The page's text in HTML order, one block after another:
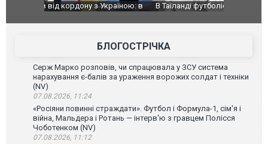
В Таїланді футболіст загинув від удару
блискавки під час матчу: ще 12 людей
постраждали. ВІДЕО
БЛОГОСТРІЧКА
Серж Марко розповів, чи спрацювала у ЗСУ система
нарахування є-балів за ураження ворожих солдат і техніки
(NV)
07.08.2026, 11:24
«Росіяни повинні страждати». Футбол і Формула-1, сім'я і
війна, Мальдера і Ротань — інтерв'ю з гравцем Полісся
Чоботенком (NV)
07.08.2026, 11:12